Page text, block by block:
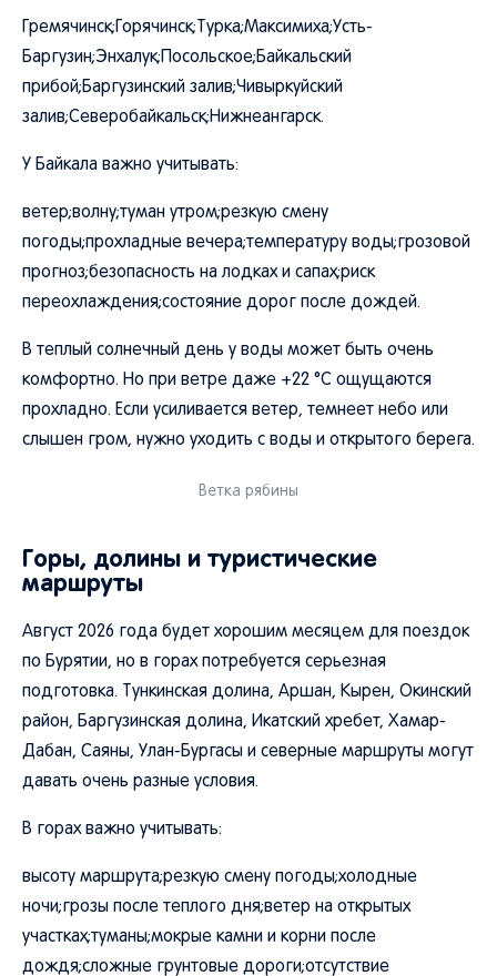
Гремячинск;Горячинск;Турка;Максимиха;Усть-
Баргузин;Энхалук;Посольское;Байкальский
прибой;Баргузинский залив;Чивыркуйский
залив;Северобайкальск;Нижнеангарск.
У Байкала важно учитывать:
ветер;волну;туман утром;резкую смену
погоды;прохладные вечера;температуру воды;грозовой
прогноз;безопасность на лодках и сапах;риск
переохлаждения;состояние дорог после дождей.
В теплый солнечный день у воды может быть очень
комфортно. Но при ветре даже +22 °C ощущаются
прохладно. Если усиливается ветер, темнеет небо или
слышен гром, нужно уходить с воды и открытого берега.
Ветка рябины
Горы, долины и туристические
маршруты
Август 2026 года будет хорошим месяцем для поездок
по Бурятии, но в горах потребуется серьезная
подготовка. Тункинская долина, Аршан, Кырен, Окинский
район, Баргузинская долина, Икатский хребет, Хамар-
Дабан, Саяны, Улан-Бургасы и северные маршруты могут
давать очень разные условия.
В горах важно учитывать:
высоту маршрута;резкую смену погоды;холодные
ночи;грозы после теплого дня;ветер на открытых
участках;туманы;мокрые камни и корни после
дождя;сложные грунтовые дороги;отсутствие